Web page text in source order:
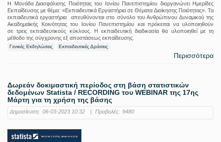
Η Μονάδα Διασφάλισης Ποιότητας του Ιονίου Πανεπιστημίου διοργανώνει Ημερίδες
Εκπαίδευσης με θέμα: «Εκπαιδευτικά Εργαστήρια σε Θέματα Διοίκησης Ποιότητας». Τα
εκπαιδευτικά εργαστήρια απευθύνονται στο σύνολο του Ανθρώπινου Δυναμικού της
Ακαδημαϊκής Κοινότητας του Ιονίου Πανεπιστημίου και πρόκειται να υλοποιηθούν
σε τρεις εκπαιδευτικούς κύκλους. Η εκπαιδευτική διαδικασία θα υλοποιηθεί με τη
μέθοδο της σύγχρονης εξ αποστάσεως εκπαίδευσης.
Γενικές Εκδηλώσεις Εκπαιδευτικές Δράσεις
Περισσότερα
Δωρεάν δοκιμαστική περίοδος στη βάση στατιστικών
δεδομένων Statista / RECORDING του WEBINAR της 17ης
Μάρτη για τη χρήση της βάσης
Δημοσίευση: 06-03-2023 10:32 Προβολές: 9480